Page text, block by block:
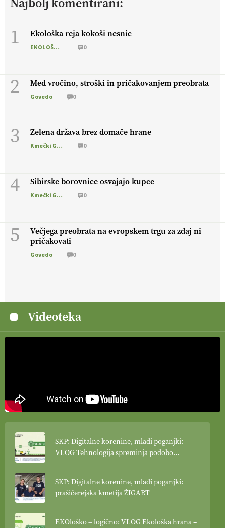
1 Ekološka reja kokoši nesnic
EKOLOŠKO LOGIČNO 0
2 Med vročino, stroški in pričakovanjem preobrata
Govedo 0
3 Zelena država brez domače hrane
Kmečki Glas 0
4 Sibirske borovnice osvajajo kupce
Kmečki Glas 0
5
Večjega preobrata na evropskem trgu za zdaj ni
pričakovati
Govedo 0
Videoteka
SKP: Digitalne korenine, mladi poganjki:
VLOG Tehnologija spreminja podobo
SKP: Digitalne korenine, mladi poganjki:
prašičerejska kmetija ŽIGART
EKOloško = logično: VLOG Ekološka hrana –